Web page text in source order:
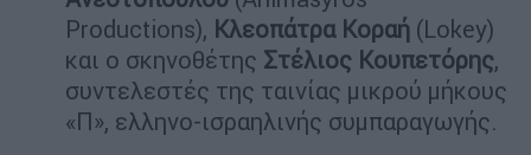
Productions), Κλεοπάτρα Κοραή (Lokey)
και ο σκηνοθέτης Στέλιος Κουπετόρης,
συντελεστές της ταινίας μικρού μήκους
«Π», ελληνο-ισραηλινής συμπαραγωγής.